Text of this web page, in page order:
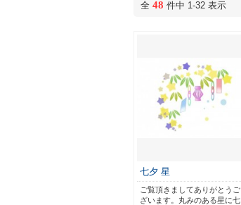
全 48 件中 1-32 表示
七夕 星
ご覧頂きましてありがとうご
ざいます。丸みのある星に七